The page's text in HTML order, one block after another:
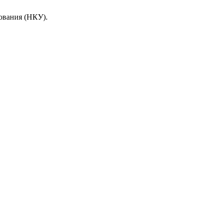
(НКУ).